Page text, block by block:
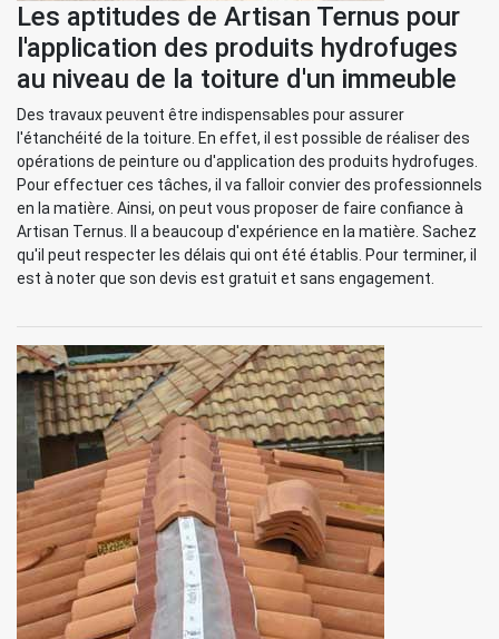
Les aptitudes de Artisan Ternus pour
l'application des produits hydrofuges
au niveau de la toiture d'un immeuble
Des travaux peuvent être indispensables pour assurer
l'étanchéité de la toiture. En effet, il est possible de réaliser des
opérations de peinture ou d'application des produits hydrofuges.
Pour effectuer ces tâches, il va falloir convier des professionnels
en la matière. Ainsi, on peut vous proposer de faire confiance à
Artisan Ternus. Il a beaucoup d'expérience en la matière. Sachez
qu'il peut respecter les délais qui ont été établis. Pour terminer, il
est à noter que son devis est gratuit et sans engagement.